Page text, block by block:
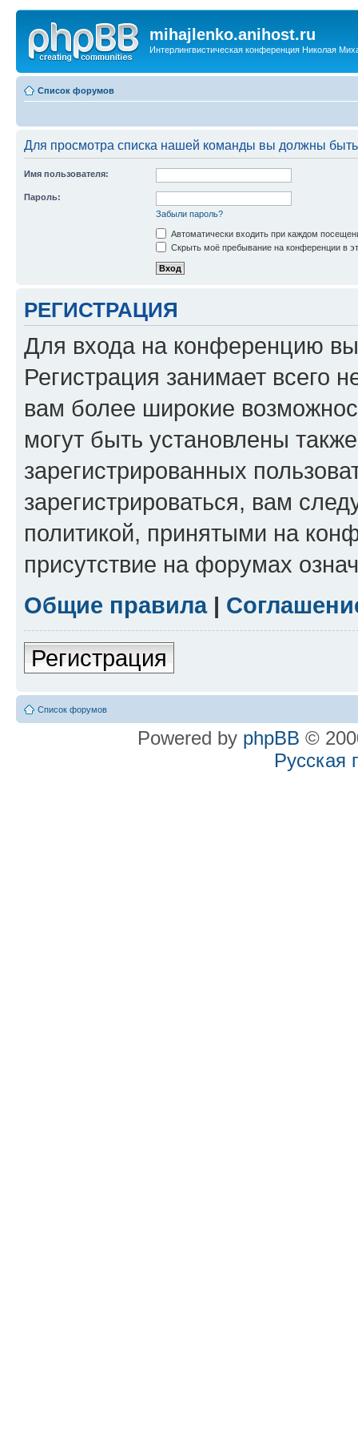
mihajlenko.anihost.ru
Интерлингвистическая конференция Николая
Список форумов
Для просмотра списка нашей команды вы должны
Имя пользователя:
Пароль:
Забыли пароль?
Автоматически входить при каждом
Скрыть моё пребывание на конференции в
РЕГИСТРАЦИЯ
Для входа на конференцию
Регистрация занимает всего
вам более широкие
могут быть установлены
зарегистрированных
зарегистрироваться, вам
политикой, принятыми на
присутствие на форумах
Общие правила|
Регистрация
Список форумов
Powered by phpBB ©
Русская